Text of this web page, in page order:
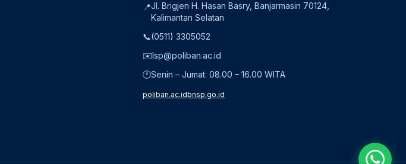
📍Jl. Brigjen H. Hasan Basry, Banjarmasin 70124,
Kalimantan Selatan
📞(0511) 3305052
✉️lsp@poliban.ac.id
🕐Senin – Jumat: 08.00 – 16.00 WITA
poliban.ac.idbnsp.go.id